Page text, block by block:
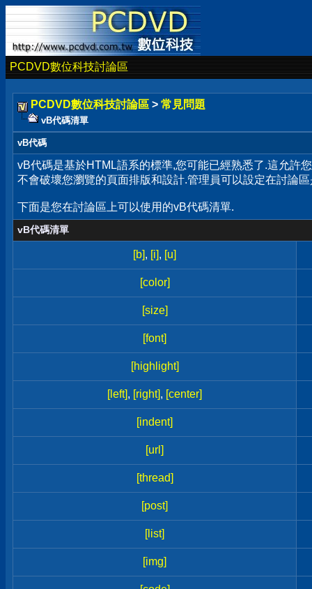
PCDVD數位科技討論區
PCDVD數位科技討論區 > 常見問題
vB代碼清單
vB代碼
vB代碼是基於HTML語系的標準,您可能已經熟悉了.這允許
不會破壞您瀏覽的頁面排版和設計.管理員可以設定在討論
下面是您在討論區上可以使用的vB代碼清單.
vB代碼清單
[b], [i], [u]
[color]
[size]
[font]
[highlight]
[left], [right], [center]
[indent]
[url]
[thread]
[post]
[list]
[img]